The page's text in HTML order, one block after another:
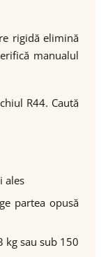
rigidă elimină
manualul
R44. Caută
ales
partea opusă
kg sau sub 150